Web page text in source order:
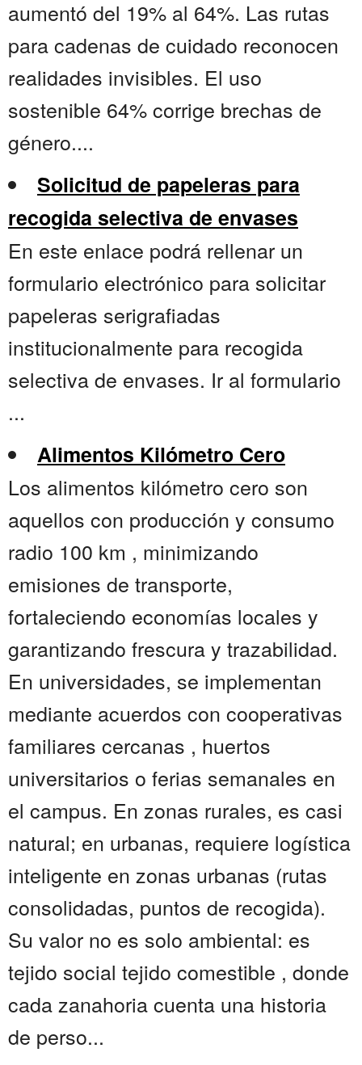
aumentó del 19% al 64%. Las rutas
para cadenas de cuidado reconocen
realidades invisibles. El uso
sostenible 64% corrige brechas de
género....
Solicitud de papeleras para
recogida selectiva de envases
En este enlace podrá rellenar un
formulario electrónico para solicitar
papeleras serigrafiadas
institucionalmente para recogida
selectiva de envases. Ir al formulario
...
Alimentos Kilómetro Cero
Los alimentos kilómetro cero son
aquellos con producción y consumo
radio 100 km , minimizando
emisiones de transporte,
fortaleciendo economías locales y
garantizando frescura y trazabilidad.
En universidades, se implementan
mediante acuerdos con cooperativas
familiares cercanas , huertos
universitarios o ferias semanales en
el campus. En zonas rurales, es casi
natural; en urbanas, requiere logística
inteligente en zonas urbanas (rutas
consolidadas, puntos de recogida).
Su valor no es solo ambiental: es
tejido social tejido comestible , donde
cada zanahoria cuenta una historia
de perso...